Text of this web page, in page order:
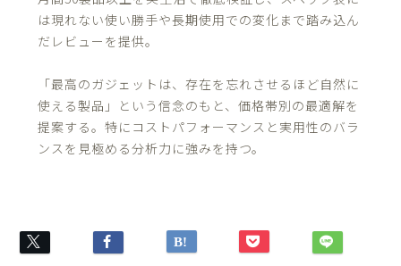
は現れない使い勝手や長期使用での変化まで踏み込ん
だレビューを提供。
「最高のガジェットは、存在を忘れさせるほど自然に
使える製品」という信念のもと、価格帯別の最適解を
提案する。特にコストパフォーマンスと実用性のバラ
ンスを見極める分析力に強みを持つ。